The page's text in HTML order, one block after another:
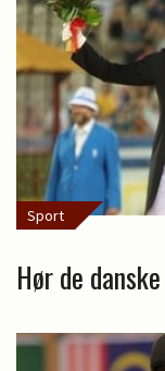
Sport
Hør de